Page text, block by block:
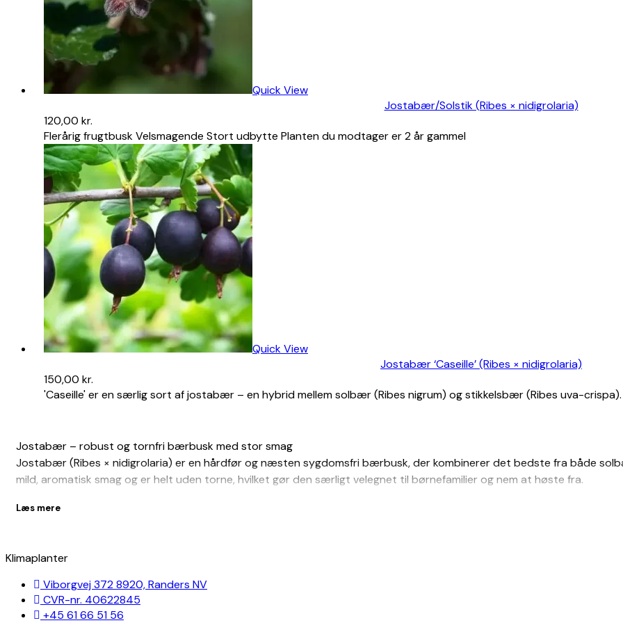
Quick View
Jostabær/Solstik (Ribes × nidigrolaria)
120,00 kr.
Flerårig frugtbusk Velsmagende Stort udbytte Planten du modtager er 2 år gammel
Quick View
Jostabær ‘Caseille’ (Ribes × nidigrolaria)
150,00 kr.
'Caseille' er en særlig sort af jostabær – en hybrid mellem solbær (Ribes nigrum) og stikkelsbær (Ribes uva-
Jostabær – robust og tornfri bærbusk med stor smag
Jostabær (Ribes × nidigrolaria) er en hårdfør og næsten sygdomsfri bærbusk, der kombinerer det bedste fra både
mild, aromatisk smag og er helt uden torne, hvilket gør den særligt velegnet til børnefamilier og nem at høste fra.
Med sin stærke vækst og store udbytte er jostabær en populær valg til den økologiske have, nyttehaver og som en del
Fordele ved jostabær:
Tornfri – nem og sikker høst
Store, mørklilla bær med mild og aromatisk smag
Læs mere
Klimaplanter
Viborgvej 372 8920, Randers NV
CVR-nr. 40622845
+45 61 66 51 56